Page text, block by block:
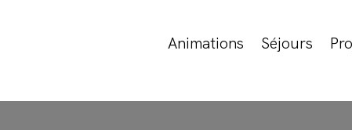
Animations Séjours